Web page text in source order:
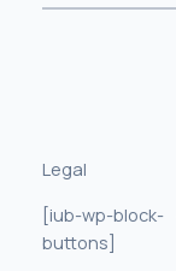
Legal
[iub-wp-block-
buttons]